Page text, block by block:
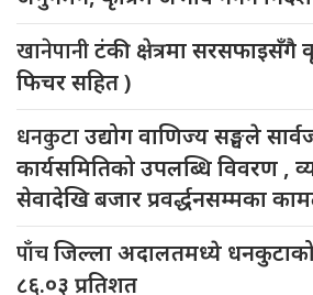
खानेपानीटंकी क्षेत्रमा सरसफाइसँगै
फिचर सहित )
धनकुटाउद्योग वाणिज्य सङ्घले
कार्यसमितिको उपलब्धि विवरण ,
सेवादेखि बजार प्रवर्द्धनसम्मका
पाँचजिल्ला अदालतमध्ये धनकुटाको
८६.०३ प्रतिशत